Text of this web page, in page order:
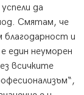
да
Смятам, че
благодарност и
един неуморен
всичките